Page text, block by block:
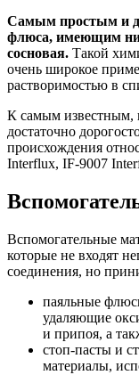
Самым простым и
флюса, имеющим
сосновая. Такой
очень широкое
растворимостью в
К самым известным,
достаточно
происхождения
Interflux, IF-9007
Вспомогательные
которые не входят
соединения, но
паяльные
удаляющие
и припоя, а
стоп-пасты и
материалы,